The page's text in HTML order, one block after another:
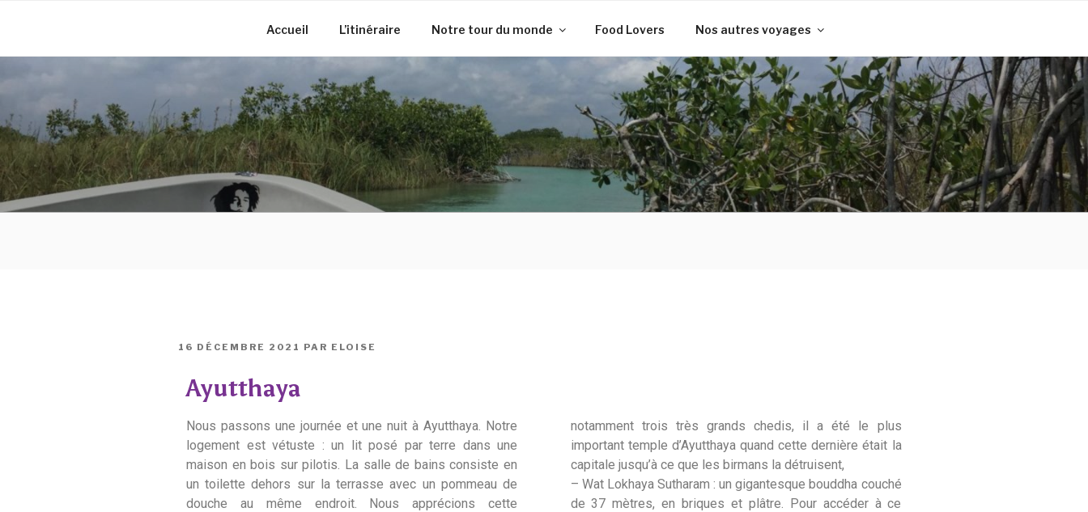
Accueil L’itinéraire Notre tour du monde Food Lovers Nos autres voyages
16 DÉCEMBRE 2021 PAR ELOISE
Ayutthaya
Nous passons une journée et une nuit à Ayutthaya. Notre
logement est vétuste : un lit posé par terre dans une
maison en bois sur pilotis. La salle de bains consiste en
un toilette dehors sur la terrasse avec un pommeau de
douche au même endroit. Nous apprécions cette
notamment trois très grands chedis, il a été le plus
important temple d’Ayutthaya quand cette dernière était la
capitale jusqu’à ce que les birmans la détruisent,
– Wat Lokhaya Sutharam : un gigantesque bouddha couché
de 37 mètres, en briques et plâtre. Pour accéder à ce